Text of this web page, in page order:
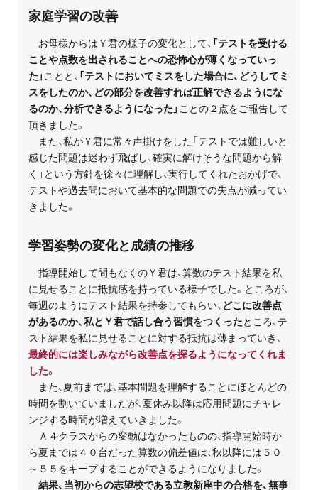
家庭学習の改善
お母様からはＹ君の様子の変化として、 「テストを受ける
ことや点数を出されることへの恐怖心が薄くなっていっ
た」 ことと、 「テストにおいてミスをした場合に、どうしてミ
スをしたのか、どの部分を改善すれば正解できるようにな
るのか、分析できるようになった」 ことの２点をご報告して
頂きました。
また、私がＹ君に常々声掛けをした「テストでは難しいと
感じた問題は迷わず飛ばし、確実に解けそうな問題から解
く」という方針を徐々に理解し、実行してくれたおかげで、
テストや過去問において基本的な問題での失点が減ってい
きました。
学習姿勢の変化と成績の推移
指導開始して間もなくのＹ君は、算数のテスト結果を私
に見せることに抵抗感を持っている様子でした。ところが、
毎週のようにテスト結果を持参してもらい、 どこに改善点
があるのか、私とＹ君で話し合う習慣をつくったところ、テ
スト結果を私に見せることに対する抵抗は薄まっていき、
最終的には楽しみながら改善点を探るようになってくれま
した。
また、夏前までは、基本問題を理解することにほとんどの
時間を割いていましたが、夏休み以降は応用問題にチャレ
ンジする時間が増えていきました。
Ａ４クラスからの変動はなかったものの、指導開始時か
ら夏までは４０台だった算数の偏差値は、秋以降には５０
～５５をキープすることができるようになりました。
結果、当初からの志望校である立教新座中の合格を、無事